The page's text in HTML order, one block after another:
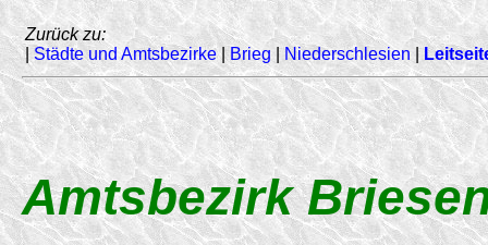
Zurück zu:
| Städte und Amtsbezirke|Brieg Niederschlesien
Amtsbezirk